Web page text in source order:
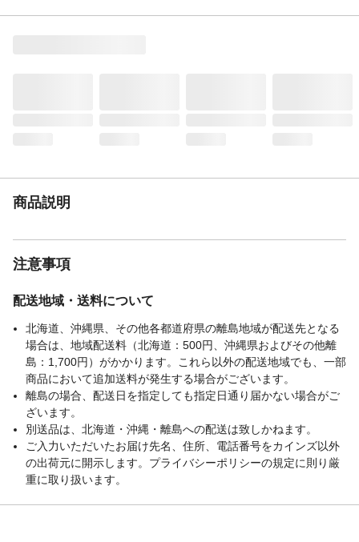
商品説明
注意事項
配送地域・送料について
北海道、沖縄県、その他各都道府県の離島地域が配送先となる
場合は、地域配送料（北海道：500円、沖縄県およびその他離
島：1,700円）がかかります。これら以外の配送地域でも、一部
商品において追加送料が発生する場合がございます。
離島の場合、配送日を指定しても指定日通り届かない場合がご
ざいます。
別送品は、北海道・沖縄・離島への配送は致しかねます。
ご入力いただいたお届け先名、住所、電話番号をカインズ以外
の出荷元に開示します。プライバシーポリシーの規定に則り厳
重に取り扱います。